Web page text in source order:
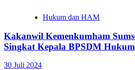
Hukum dan HAM
Kakanwil Kemenkumham
Singkat Kepala BPSDM
30 Juli 2024